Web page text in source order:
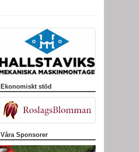
Ekonomiskt stöd
Våra Sponsorer